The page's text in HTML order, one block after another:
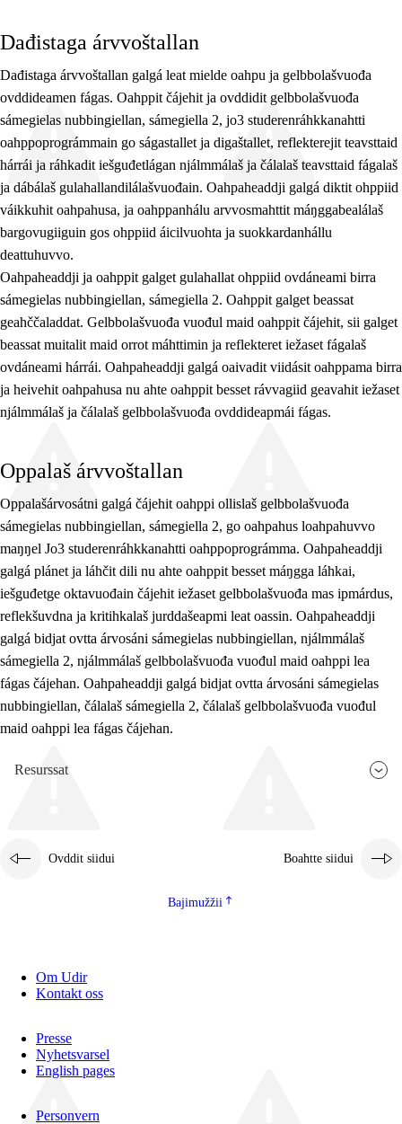
Jo1 SO
Jo2 SO
Jo3 SO
Jo3 lasáhus
Dađistaga árvvoštallan
Dađistaga árvvoštallan galgá leat mielde oahpu ja gelbbolašvuođa
ovddideamen fágas. Oahppit čájehit ja ovddidit gelbbolašvuođa
sámegielas nubbingiellan, sámegiella 2, jo3 studerenráhkkanahtti
oahppoprográmmain go ságastallet ja digaštallet, reflekterejit teavsttaid
hárrái ja ráhkadit iešguđetlágan njálmmálaš ja čálalaš teavsttaid fágalaš
ja dábálaš gulahallandilálašvuođain. Oahpaheaddji galgá diktit ohppiid
váikkuhit oahpahusa, ja oahppanhálu arvvosmahttit máŋggabealálaš
bargovugiiguin gos ohppiid áicilvuohta ja suokkardanhállu
deattuhuvvo.
Oahpaheaddji ja oahppit galget gulahallat ohppiid ovdáneami birra
sámegielas nubbingiellan, sámegiella 2. Oahppit galget beassat
geahččaladdat. Gelbbolašvuođa vuođul maid oahppit čájehit, sii galget
beassat muitalit maid orrot máhttimin ja reflekteret iežaset fágalaš
ovdáneami hárrái. Oahpaheaddji galgá oaivadit viidásit oahppama birra
ja heivehit oahpahusa nu ahte oahppit besset rávvagiid geavahit iežaset
njálmmálaš ja čálalaš gelbbolašvuođa ovddideapmái fágas.
Oppalaš árvvoštallan
Oppalašárvosátni galgá čájehit oahppi ollislaš gelbbolašvuođa
sámegielas nubbingiellan, sámegiella 2, go oahpahus loahpahuvvo
maŋŋel Jo3 studerenráhkkanahtti oahppoprográmma. Oahpaheaddji
galgá plánet ja láhčit dili nu ahte oahppit besset máŋgga láhkai,
iešguđetge oktavuođain čájehit iežaset gelbbolašvuođa mas ipmárdus,
reflekšuvdna ja kritihkalaš jurddašeapmi leat oassin. Oahpaheaddji
galgá bidjat ovtta árvosáni sámegielas nubbingiellan, njálmmálaš
sámegiella 2, njálmmálaš gelbbolašvuođa vuođul maid oahppi lea
fágas čájehan. Oahpaheaddji galgá bidjat ovtta árvosáni sámegielas
nubbingiellan, čálalaš sámegiella 2, čálalaš gelbbolašvuođa vuođul
maid oahppi lea fágas čájehan.
Resurssat
Ovddit siidui Boahtte siidui
Bajimužžii
Om Udir
Kontakt oss
Presse
Nyhetsvarsel
English pages
Personvern